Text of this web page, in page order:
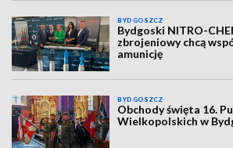
BYDGOSZCZ
Bydgoski NITRO-
zbrojeniowy chcą
amunicję
BYDGOSZCZ
Obchody święta 16.
Wielkopolskich w